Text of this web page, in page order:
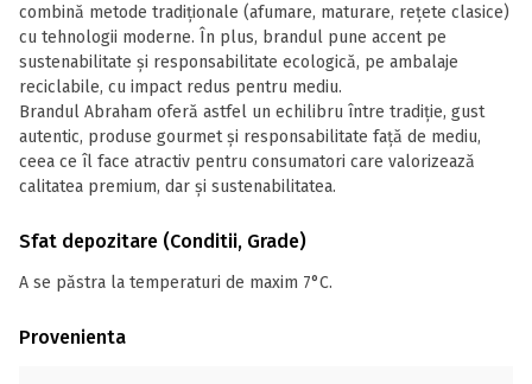
combină metode tradiționale (afumare, maturare, rețete clasice)
cu tehnologii moderne. În plus, brandul pune accent pe
sustenabilitate și responsabilitate ecologică, pe ambalaje
reciclabile, cu impact redus pentru mediu.
Brandul Abraham oferă astfel un echilibru între tradiție, gust
autentic, produse gourmet și responsabilitate față de mediu,
ceea ce îl face atractiv pentru consumatori care valorizează
calitatea premium, dar și sustenabilitatea.
Sfat depozitare (Conditii, Grade)
A se păstra la temperaturi de maxim 7°C.
Provenienta